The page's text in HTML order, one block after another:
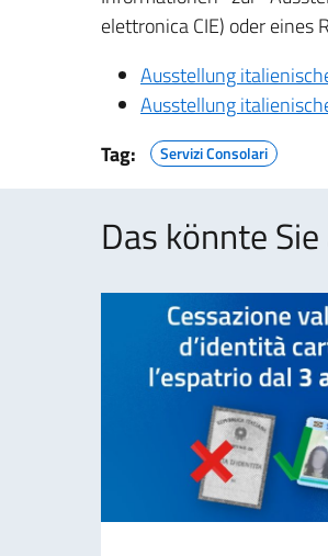
elettronica CIE) oder eines
Ausstellung
Ausstellung
Tag:
Servizi Consolari
Das könnte